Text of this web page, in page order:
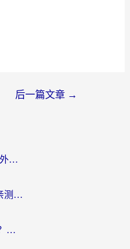
后一篇文章 →
雷神手游和sixfast哪个好？海外党亲测3款回国加速器，教你选对不踩坑
穿梭和快喵好用吗？海外党亲测：小众加速器对比+番茄加速器深度体验
云极和Unblock Youku好用吗？海外党亲测+2026回国加速器避坑指南